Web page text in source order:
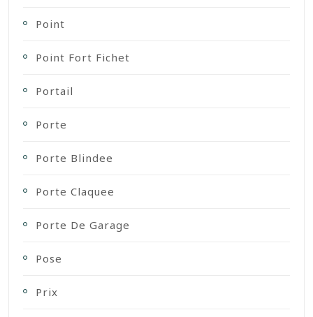
Point
Point Fort Fichet
Portail
Porte
Porte Blindee
Porte Claquee
Porte De Garage
Pose
Prix